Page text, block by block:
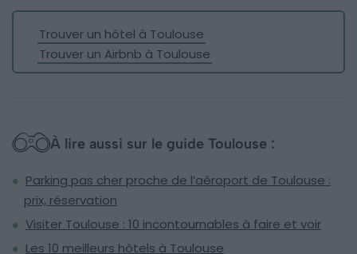
Trouver un hôtel à Toulouse
Trouver un Airbnb à Toulouse
À lire aussi sur le guide Toulouse :
Parking pas cher proche de l’aéroport de Toulouse :
prix, réservation
Visiter Toulouse : 10 incontournables à faire et voir
Les 10 meilleurs hôtels à Toulouse